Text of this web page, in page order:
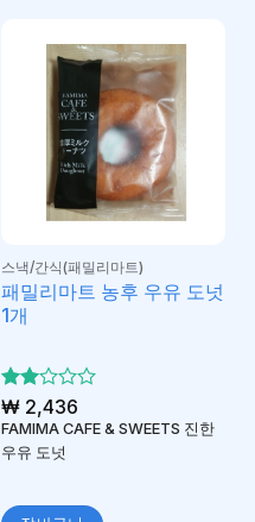
스낵/간식(패밀리마트)
패밀리마트 농후 우유 도넛
1개
5 중
에서
2 로
평가
₩2,436
FAMIMA CAFE & SWEETS 진한
우유 도넛